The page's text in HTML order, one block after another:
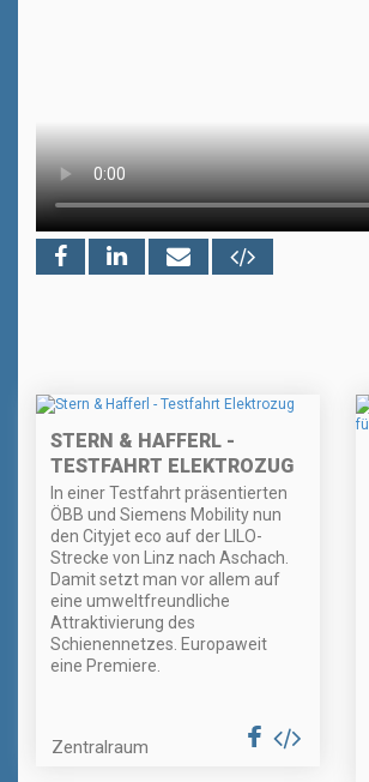
STERN & HAFFERL -
TESTFAHRT ELEKTROZUG
In einer Testfahrt präsentierten
ÖBB und Siemens Mobility nun
den Cityjet eco auf der LILO-
Strecke von Linz nach Aschach.
Damit setzt man vor allem auf
eine umweltfreundliche
Attraktivierung des
Schienennetzes. Europaweit
eine Premiere.
Zentralraum